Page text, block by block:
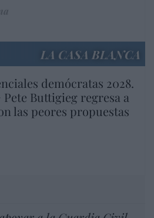
LA CASA BLANCA
demócratas 2028.
Buttigieg regresa a
las peores propuestas